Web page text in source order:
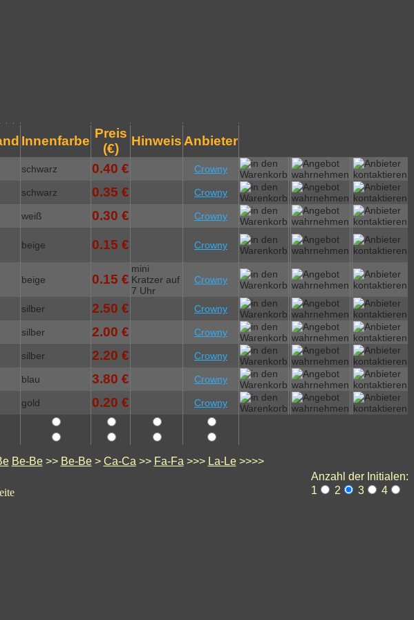
Innenfarbe
Preis
(€)
HinweisAnbieter
schwarz 0.40 € Crowny
schwarz 0.35 € Crowny
weiß 0.30 € Crowny
beige 0.15 € Crowny
beige 0.15 €
mini
Kratzer auf
7 Uhr
Crowny
silber 2.50 € Crowny
silber 2.00 € Crowny
silber 2.20 € Crowny
blau 3.80 € Crowny
gold 0.20 € Crowny
Be-Be>> Be-Be> Ca-Ca>> Fa-Fa>>> La-Le>>>>
Anzahl der Initialen:
1
2 3
4